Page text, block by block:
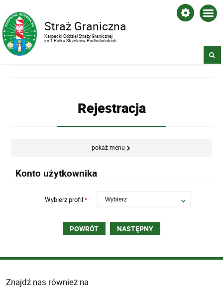
Straż Graniczna
Karpacki Oddział Straży Granicznej
im.1 Pułku Strzelców Podhalańskich
Rejestracja
pokaż menu
Konto użytkownika
Wybierz profil *
Znajdź nas również na